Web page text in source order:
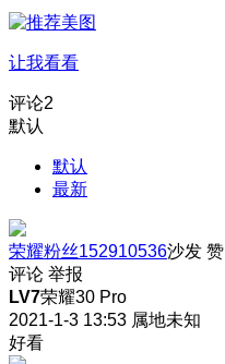
让我看看
评论2
默认
默认
最新
荣耀粉丝152910536沙发 赞
评论 举报
LV7荣耀30 Pro
2021-1-3 13:53 属地未知
好看